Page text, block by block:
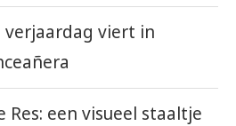
verjaardag viert in
Res: een visueel staaltje